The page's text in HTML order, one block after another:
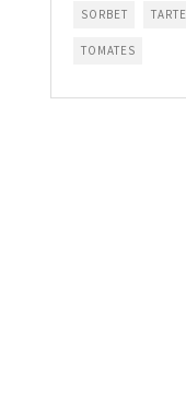
SORBET TARTE
TOMATES